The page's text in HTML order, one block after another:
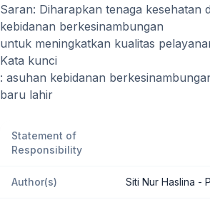
Saran: Diharapkan tenaga kesehatan
kebidanan berkesinambungan
untuk meningkatkan kualitas
Kata kunci
: asuhan kebidanan
baru lahir
Statement of
Responsibility
Author(s) Siti Nur Haslina -